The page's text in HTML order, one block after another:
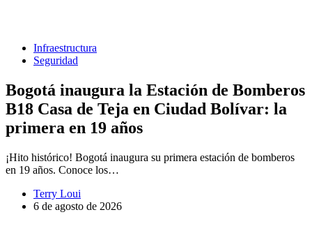
Infraestructura
Seguridad
Bogotá inaugura la Estación de Bomberos
B18 Casa de Teja en Ciudad Bolívar: la
primera en 19 años
¡Hito histórico! Bogotá inaugura su primera estación de bomberos
en 19 años. Conoce los…
Terry Loui
6 de agosto de 2026